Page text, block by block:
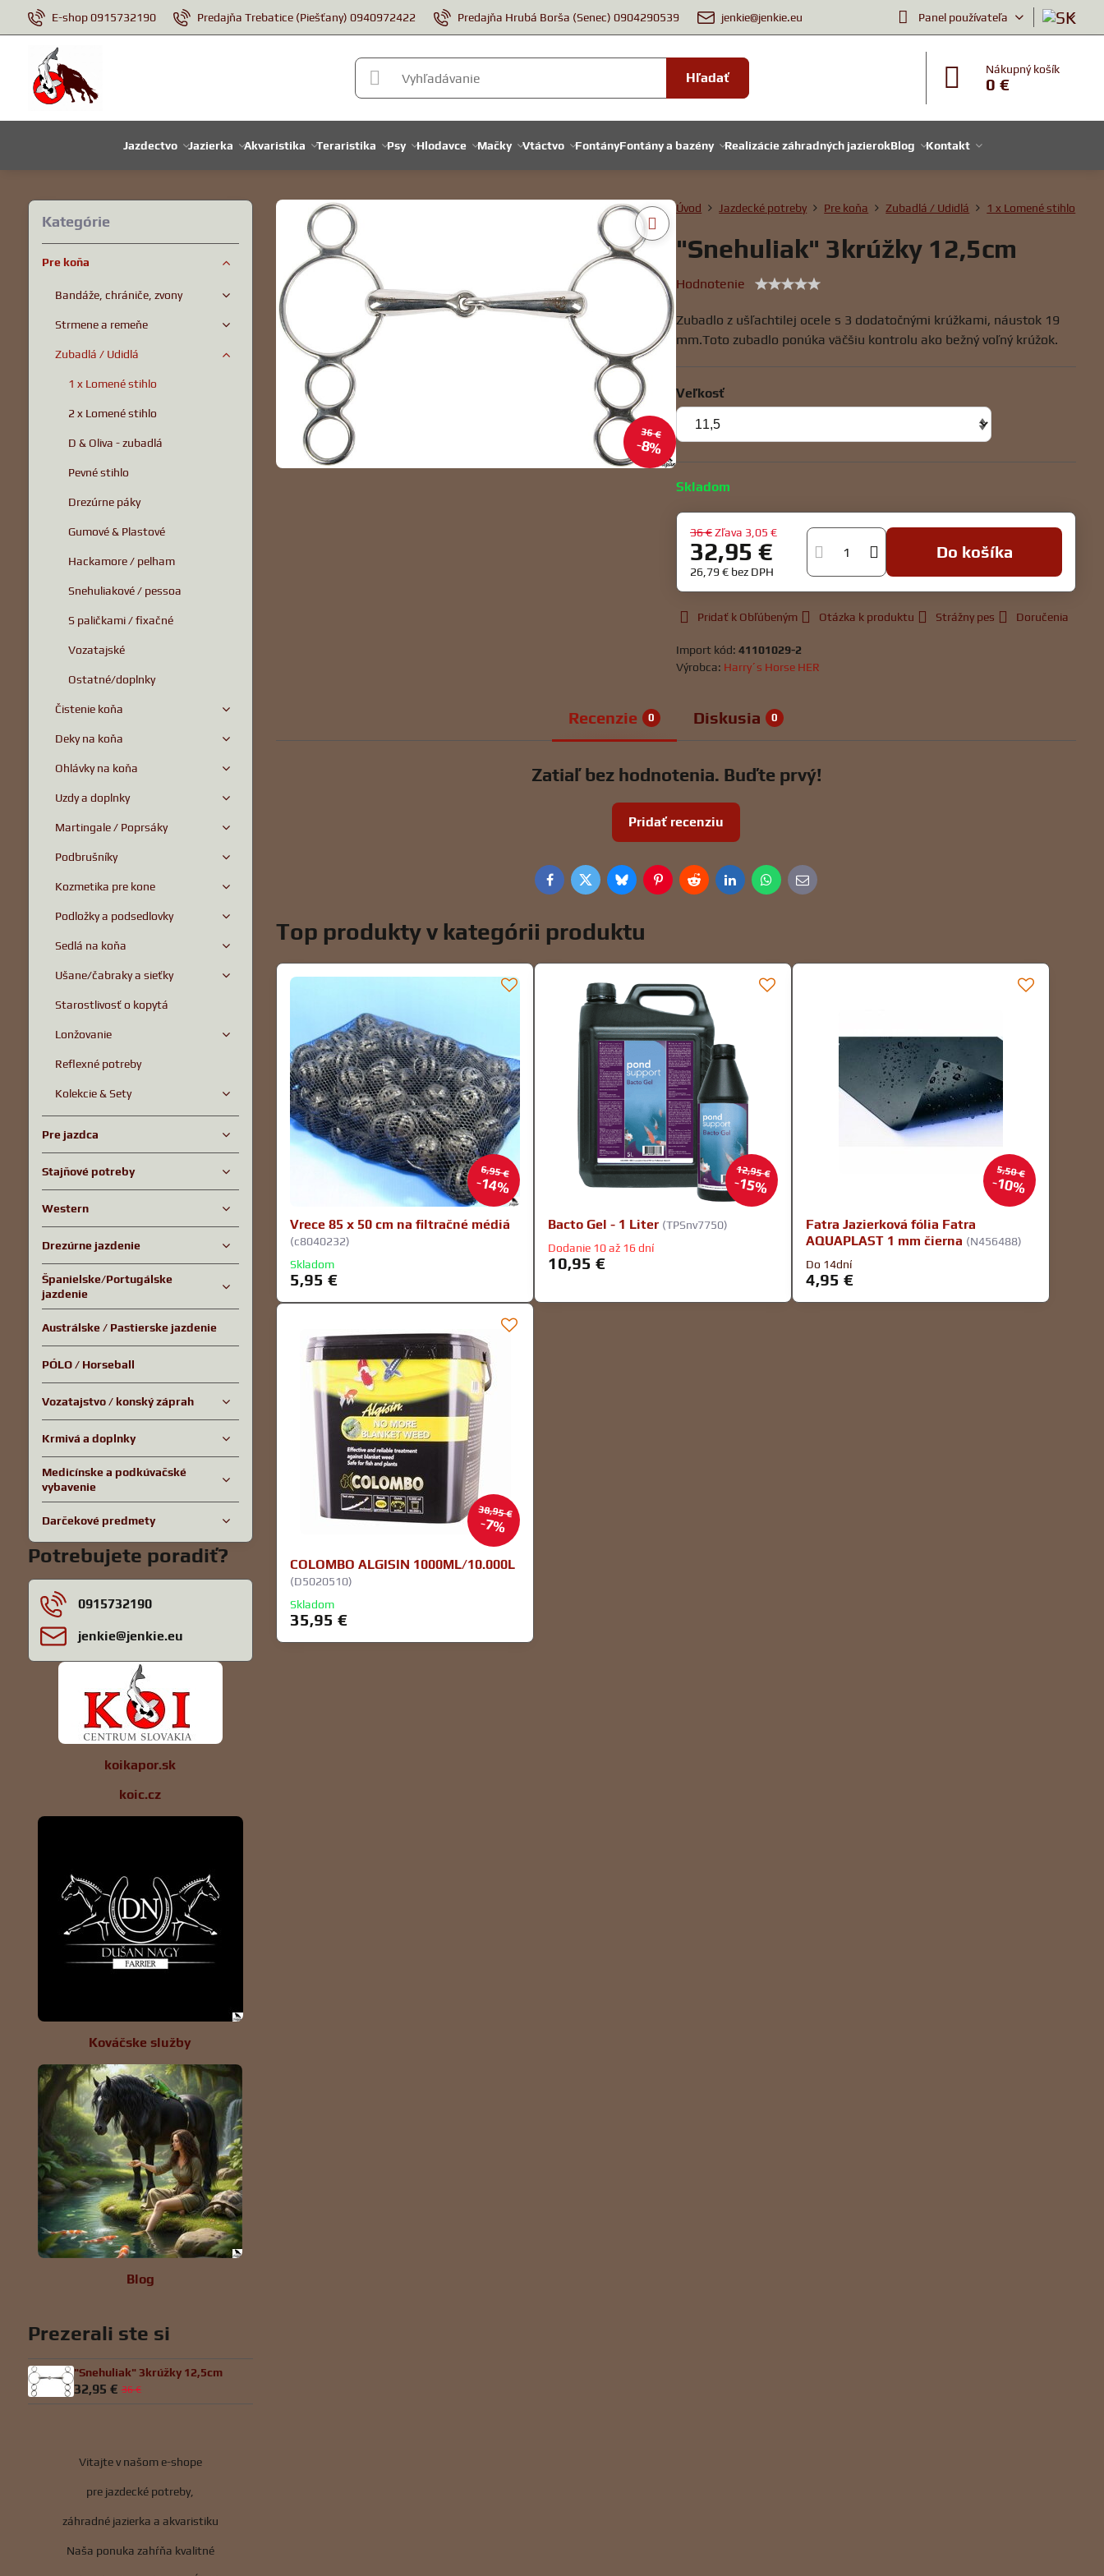
E-shop 0915732190 Predajňa Trebatice (Piešťany) 0940972422 Predajňa Hrubá Borša (Senec) 0904290539 jenkie@jenkie.eu Panel používateľa
Hľadať
Nákupný košík
0 €
Jazdectvo Jazierka Akvaristika Teraristika Psy Hlodavce Mačky Vtáctvo FontányFontány a bazény Realizácie záhradných jazierokBlog Kontakt
36 €
8%
Úvod Jazdecké potreby Pre koňa Zubadlá / Udidlá 1 x Lomené stihlo
"Snehuliak" 3krúžky 12,5cm
Hodnotenie
Zubadlo z ušľachtilej ocele s 3 dodatočnými krúžkami, náustok 19
mm.Toto zubadlo ponúka väčšiu kontrolu ako bežný voľný krúžok.
Veľkosť
Skladom
36 € Zľava 3,05 €
32,95 €
26,79 € bez DPH
Do košíka
Pridať k Obľúbeným Otázka k produktu Strážny pes Doručenia
Import kód:41101029-2
Výrobca: Harry´s Horse HER
Recenzie 0 Diskusia 0
Zatiaľ bez hodnotenia. Buďte prvý!
Pridať recenziu
FacebookTwitterBlueskyPinterestRedditLinkedInWhatsApp
E-
mail
Top produkty v kategórii produktu
6,95 €
14%
Vrece 85 x 50 cm na filtračné médiá
(c8040232)
Skladom
5,95 €
12,95 €
15%
Bacto Gel - 1 Liter (TPSnv7750)
Dodanie 10 až 16 dní
10,95 €
5,50 €
10%
Fatra Jazierková fólia Fatra
AQUAPLAST 1 mm čierna (N456488)
Do 14dní
4,95 €
38,95 €
7%
COLOMBO ALGISIN 1000ML/10.000L
(D5020510)
Skladom
35,95 €
Kategórie
Pre koňa
Bandáže, chrániče, zvony
Strmene a remeňe
Zubadlá / Udidlá
1 x Lomené stihlo
2 x Lomené stihlo
D & Oliva - zubadlá
Pevné stihlo
Drezúrne páky
Gumové & Plastové
Hackamore / pelham
Snehuliakové / pessoa
S paličkami / fixačné
Vozatajské
Ostatné/doplnky
Čistenie koňa
Deky na koňa
Ohlávky na koňa
Uzdy a doplnky
Martingale / Poprsáky
Podbrušníky
Kozmetika pre kone
Podložky a podsedlovky
Sedlá na koňa
Ušane/čabraky a sieťky
Starostlivosť o kopytá
Lonžovanie
Reflexné potreby
Kolekcie & Sety
Pre jazdca
Stajňové potreby
Western
Drezúrne jazdenie
Španielske/Portugálske
jazdenie
Austrálske / Pastierske jazdenie
PÓLO / Horseball
Vozatajstvo / konský záprah
Krmivá a doplnky
Medicínske a podkúvačské
vybavenie
Darčekové predmety
Potrebujete poradiť?
0915732190
jenkie​@jenkie​.eu
koikapor.sk
koic.cz
Kováčske služby
Blog
Prezerali ste si
"Snehuliak" 3krúžky 12,5cm
32,95 € 36 €
Vitajte v našom e-shope
pre jazdecké potreby,
záhradné jazierka a akvaristiku
Naša ponuka zahŕňa kvalitné